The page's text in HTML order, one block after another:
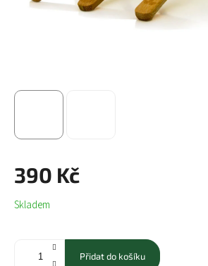
390 Kč
Měrná
cena:
Skladem
Přidat do košíku